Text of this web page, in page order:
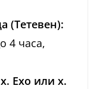
(Тетевен):
4 часа,
Ехо или х.